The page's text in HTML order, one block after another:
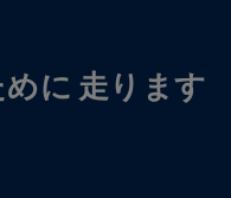
に 走ります